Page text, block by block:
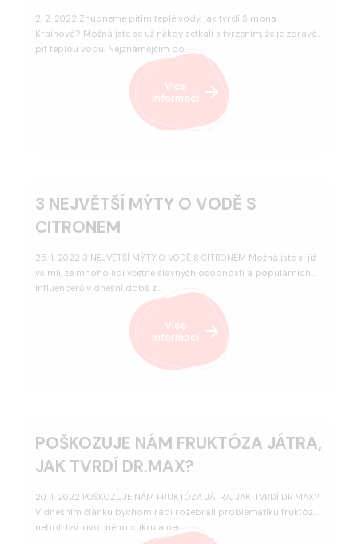
2. 2. 2022 Zhubneme pitím teplé vody, jak tvrdí Simona
Krainová? Možná jste se už někdy setkali s tvrzením, že je zdravé
pít teplou vodu. Nejznámějším po…
Více
informací
3 NEJVĚTŠÍ MÝTY O VODĚ S
CITRONEM
25. 1. 2022 3 NEJVĚTŠÍ MÝTY O VODĚ S CITRONEM Možná jste si již
všimli, že mnoho lidí včetně slavných osobností a populárních
influencerů v dnešní době z…
Více
informací
POŠKOZUJE NÁM FRUKTÓZA JÁTRA,
JAK TVRDÍ DR.MAX?
20. 1. 2022 POŠKOZUJE NÁM FRUKTÓZA JÁTRA, JAK TVRDÍ DR.MAX?
V dnešním článku bychom rádi rozebrali problematiku fruktózy
neboli tzv. ovocného cukru a neu…